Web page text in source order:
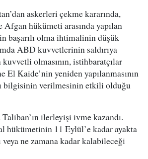
askerleri çekme kararında,
Afgan hükümeti arasında yapılan
başarılı olma ihtimalinin düşük
ABD kuvvetlerinin saldırıya
olmasının, istihbaratçılar
El Kaide’nin yeniden yapılanmasının
bilgisinin verilmesinin etkili olduğu
ilerleyişi ivme kazandı.
hükümetinin 11 Eylül’e kadar ayakta
veya ne zamana kadar kalabileceği